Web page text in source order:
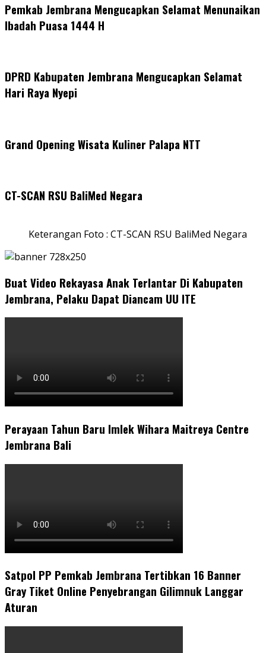
Pemkab Jembrana Mengucapkan Selamat Menunaikan
Ibadah Puasa 1444 H
DPRD Kabupaten Jembrana Mengucapkan Selamat
Hari Raya Nyepi
Grand Opening Wisata Kuliner Palapa NTT
CT-SCAN RSU BaliMed Negara
Keterangan Foto : CT-SCAN RSU BaliMed Negara
Buat Video Rekayasa Anak Terlantar Di Kabupaten
Jembrana, Pelaku Dapat Diancam UU ITE
Perayaan Tahun Baru Imlek Wihara Maitreya Centre
Jembrana Bali
Satpol PP Pemkab Jembrana Tertibkan 16 Banner
Gray Tiket Online Penyebrangan Gilimnuk Langgar
Aturan